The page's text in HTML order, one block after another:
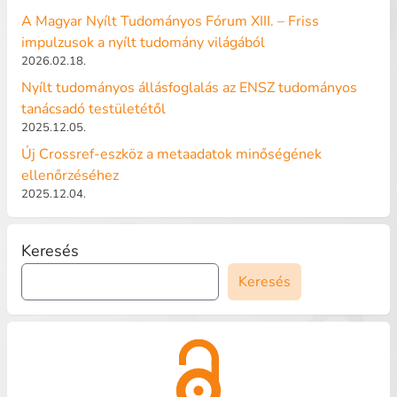
A Magyar Nyílt Tudományos Fórum XIII. – Friss
impulzusok a nyílt tudomány világából
2026.02.18.
Nyílt tudományos állásfoglalás az ENSZ tudományos
tanácsadó testületétől
2025.12.05.
Új Crossref-eszköz a metaadatok minőségének
ellenőrzéséhez
2025.12.04.
Keresés
Keresés